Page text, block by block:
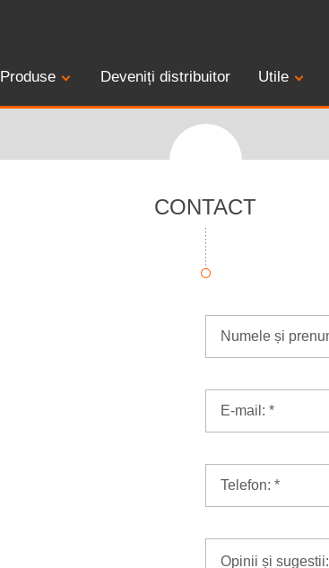
Produse Deveniți distribuitor Utile
CONTACT